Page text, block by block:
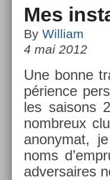
Mes
By William
4 mai 2012
Une bonne
péri­ence
les saisons
nombreux
an­onymat,
noms
ad­versaires